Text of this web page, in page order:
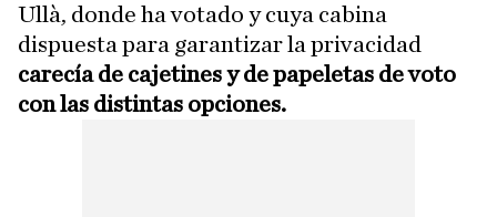
Ullà, donde ha votado y cuya cabina
dispuesta para garantizar la privacidad
carecía de cajetines y de papeletas de voto
con las distintas opciones.